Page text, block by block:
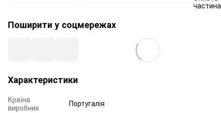
Поширити у соцмережах
Характеристики
Країна
виробник
Португалія